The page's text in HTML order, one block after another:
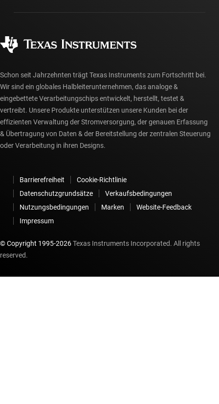
Fertigung
myTI-Konto FAQs
Häufig gestellte Fragen zu Bestellungen
Schon seit Jahrzehnten trägt Texas Instruments zum Fortschritt bei.
Wir sind ein globales Halbleiterunternehmen, das analoge &
eingebettete Verarbeitungschips entwickelt, herstellt, testet &
vertreibt. Unsere Produkte unterstützen unsere Kunden bei der
effizienten Verwaltung der Stromversorgung, der genauen Erfassung
& Übertragung von Daten & der Bereitstellung der zentralen Steuerung
oder Verarbeitung in ihren Designs.
Barrierefreiheit
Cookie-Richtlinie
Datenschutzgrundsätze
Verkaufsbedingungen
Nutzungsbedingungen
Marken
Website-Feedback
Impressum
© Copyright 1995-2026Texas Instruments Incorporated. All rights
reserved.